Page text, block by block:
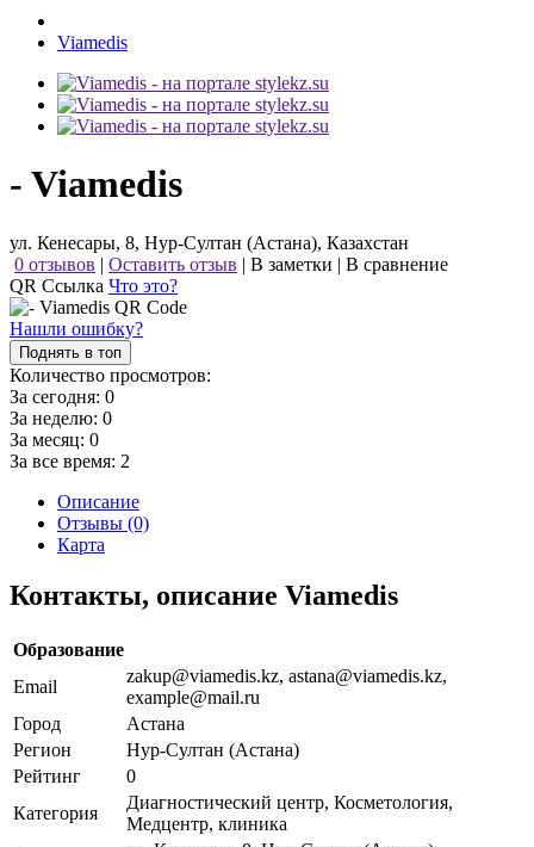
Viamedis
- Viamedis
ул. Кенесары, 8, Нур-Султан (Астана), Казахстан
0 отзывов | Оставить отзыв | В заметки | В сравнение
QR Ссылка Что это?
Нашли ошибку?
Поднять в топ
Количество просмотров:
За сегодня: 0
За неделю: 0
За месяц: 0
За все время: 2
Описание
Отзывы (0)
Карта
Контакты, описание Viamedis
Образование
Email
zakup@viamedis.kz, astana@viamedis.kz,
example@mail.ru
Город
Астана
Регион
Нур-Султан (Астана)
Рейтинг
0
Категория
Диагностический центр, Косметология,
Медцентр, клиника